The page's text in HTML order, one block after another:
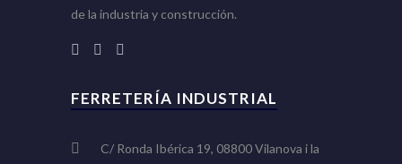
de la industria y construcción.
FERRETERÍA INDUSTRIAL
C/ Ronda Ibérica 19, 08800 Vilanova i la